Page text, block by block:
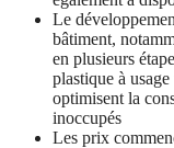
Le
bâtiment,
en plusieurs
plastique à
optimisent la
inoccupés
Les prix